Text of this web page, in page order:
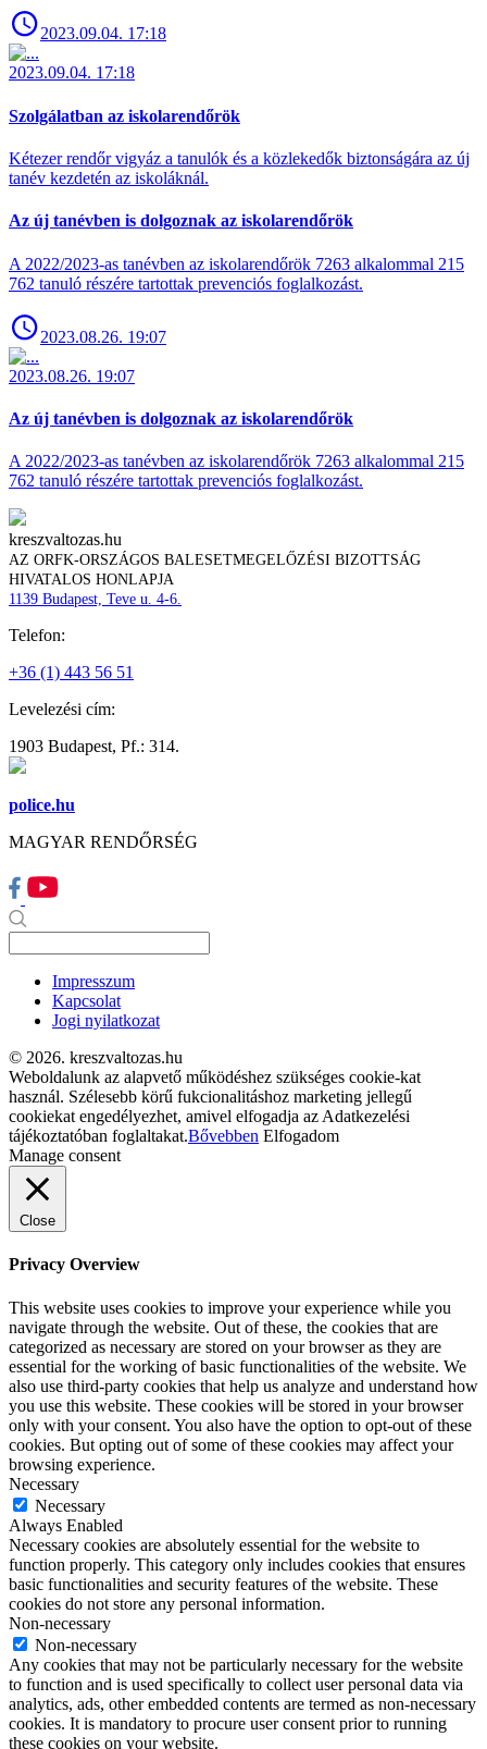
2023.09.04. 17:18
2023.09.04. 17:18
Szolgálatban az iskolarendőrök
Kétezer rendőr vigyáz a tanulók és a közlekedők biztonságára az új
tanév kezdetén az iskoláknál.
Az új tanévben is dolgoznak az iskolarendőrök
A 2022/2023-as tanévben az iskolarendőrök 7263 alkalommal 215
762 tanuló részére tartottak prevenciós foglalkozást.
2023.08.26. 19:07
2023.08.26. 19:07
Az új tanévben is dolgoznak az iskolarendőrök
A 2022/2023-as tanévben az iskolarendőrök 7263 alkalommal 215
762 tanuló részére tartottak prevenciós foglalkozást.
kreszvaltozas.hu
AZ ORFK-ORSZÁGOS BALESETMEGELŐZÉSI BIZOTTSÁG
HIVATALOS HONLAPJA
1139 Budapest, Teve u. 4-6.
Telefon:
+36 (1) 443 56 51
Levelezési cím:
1903 Budapest, Pf.: 314.
police.hu
MAGYAR RENDŐRSÉG
Impresszum
Kapcsolat
Jogi nyilatkozat
© 2026. kreszvaltozas.hu
Weboldalunk az alapvető működéshez szükséges cookie-kat
használ. Szélesebb körű fukcionalitáshoz marketing jellegű
cookiekat engedélyezhet, amivel elfogadja az Adatkezelési
tájékoztatóban foglaltakat.Bővebben Elfogadom
Manage consent
Close
Privacy Overview
This website uses cookies to improve your experience while you
navigate through the website. Out of these, the cookies that are
categorized as necessary are stored on your browser as they are
essential for the working of basic functionalities of the website. We
also use third-party cookies that help us analyze and understand how
you use this website. These cookies will be stored in your browser
only with your consent. You also have the option to opt-out of these
cookies. But opting out of some of these cookies may affect your
browsing experience.
Necessary
Necessary
Always Enabled
Necessary cookies are absolutely essential for the website to
function properly. This category only includes cookies that ensures
basic functionalities and security features of the website. These
cookies do not store any personal information.
Non-necessary
Non-necessary
Any cookies that may not be particularly necessary for the website
to function and is used specifically to collect user personal data via
analytics, ads, other embedded contents are termed as non-necessary
cookies. It is mandatory to procure user consent prior to running
these cookies on your website.